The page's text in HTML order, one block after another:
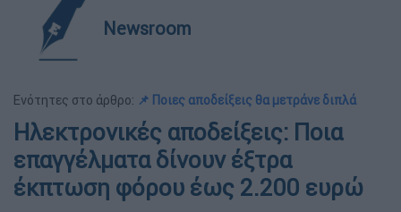
Newsroom
Ενότητες στο άρθρο: 📌 Ποιες αποδείξεις θα μετράνε διπλά
Ηλεκτρονικές αποδείξεις: Ποια
επαγγέλματα δίνουν έξτρα
έκπτωση φόρου έως 2.200 ευρώ